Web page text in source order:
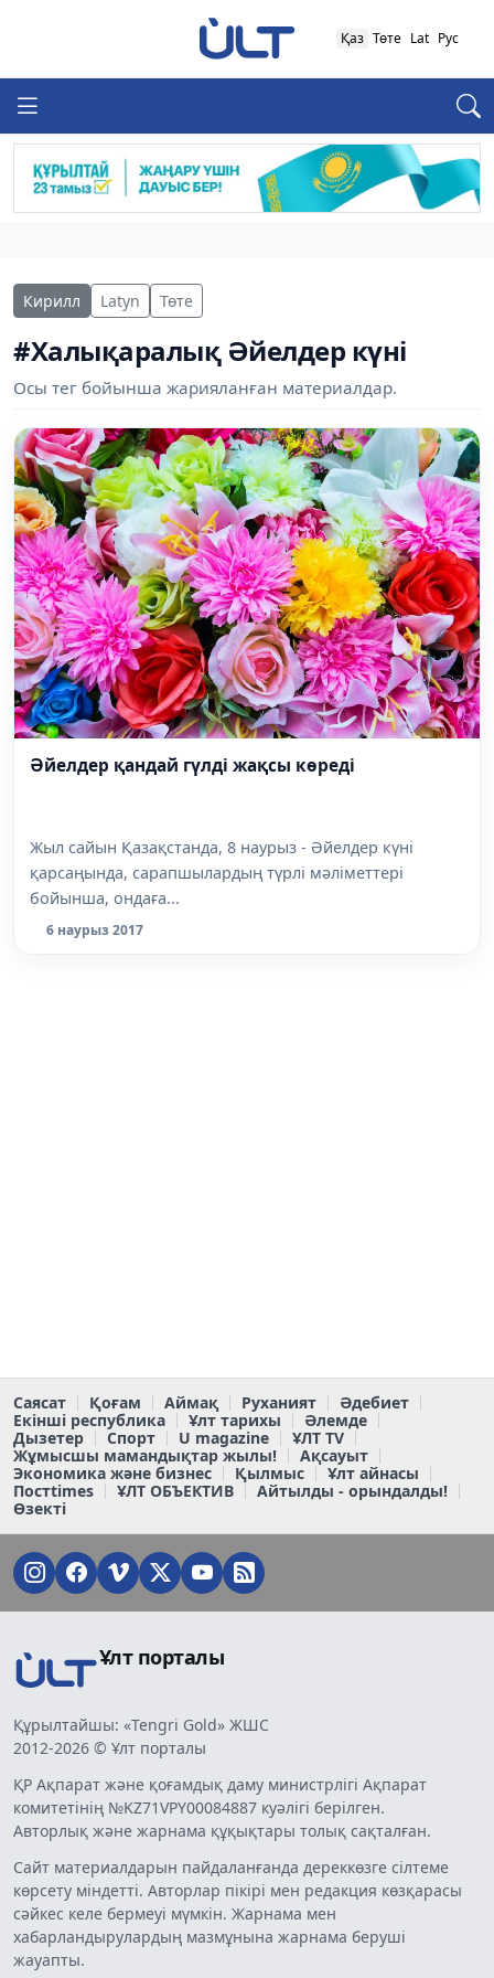
Қаз Төте Lat Рус
Кирилл Latyn Төте
#Халықаралық Әйелдер күні
Осы тег бойынша жарияланған материалдар.
Әйелдер қандай гүлді жақсы көреді
Жыл сайын Қазақстанда, 8 наурыз - Әйелдер күні
қарсаңында, сарапшылардың түрлі мәліметтері
бойынша, ондаға...
6 наурыз 2017
Саясат Қоғам Аймақ Руханият
Әдебиет
Екінші республика
Ұлт тарихы
Әлемде
Дызетер
Спорт U magazine
ҰЛТ TV
Жұмысшы мамандықтар жылы!
Ақсауыт
Экономика және бизнес
Қылмыс
Ұлт айнасы
Постtimes
ҰЛТ ОБЪЕКТИВ
Айтылды - орындалды!
Өзекті
Ұлт порталы
Құрылтайшы: «Tengri Gold» ЖШС
2012-2026 © Ұлт порталы
ҚР Ақпарат және қоғамдық даму министрлігі Ақпарат
комитетінің №KZ71VPY00084887 куәлігі берілген.
Авторлық және жарнама құқықтары толық сақталған.
Сайт материалдарын пайдаланғанда дереккөзге сілтеме
көрсету міндетті. Авторлар пікірі мен редакция көзқарасы
сәйкес келе бермеуі мүмкін. Жарнама мен
хабарландырулардың мазмұнына жарнама беруші
жауапты.